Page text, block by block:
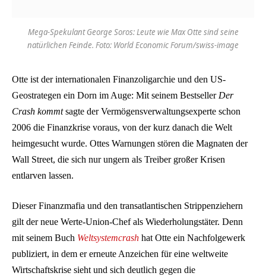
Mega-Spekulant George Soros: Leute wie Max Otte sind seine
natürlichen Feinde. Foto: World Economic Forum/swiss-image
Otte ist der internationalen Finanzoligarchie und den US-
Geostrategen ein Dorn im Auge: Mit seinem Bestseller Der
Crash kommtsagte der Vermögensverwaltungsexperte schon
2006 die Finanzkrise voraus, von der kurz danach die Welt
heimgesucht wurde. Ottes Warnungen stören die Magnaten der
Wall Street, die sich nur ungern als Treiber großer Krisen
entlarven lassen.
Dieser Finanzmafia und den transatlantischen Strippenziehern
gilt der neue Werte-Union-Chef als Wiederholungstäter. Denn
mit seinem Buch Weltsystemcrash hat Otte ein Nachfolgewerk
publiziert, in dem er erneute Anzeichen für eine weltweite
Wirtschaftskrise sieht und sich deutlich gegen die